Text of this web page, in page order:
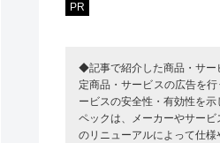
PR
◆記事で紹介した商品・サー
定商品・サービスの広告を
ービスの安全性・有効性を
ペックは、メーカーやサー
のリニューアルによって仕様